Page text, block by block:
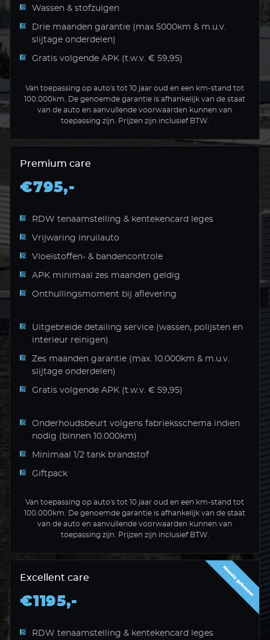
Wassen & stofzuigen
Drie maanden garantie (max 5000km & m.u.v.
slijtage onderdelen)
Gratis volgende APK (t.w.v. € 59,95)
Van toepassing op auto's tot 10 jaar oud en een km-stand tot
100.000km. De genoemde garantie is afhankelijk van de staat
van de auto en aanvullende voorwaarden kunnen van
toepassing zijn. Prijzen zijn inclusief BTW.
Premium care
€795,-
RDW tenaamstelling & kentekencard leges
Vrijwaring inruilauto
Vloeistoffen- & bandencontrole
APK minimaal zes maanden geldig
Onthullingsmoment bij aflevering
Uitgebreide detailing service (wassen, polijsten en
interieur reinigen)
Zes maanden garantie (max. 10.000km & m.u.v.
slijtage onderdelen)
Gratis volgende APK (t.w.v. € 59,95)
Onderhoudsbeurt volgens fabrieksschema indien
nodig (binnen 10.000km)
Minimaal 1/2 tank brandstof
Giftpack
Van toepassing op auto's tot 10 jaar oud en een km-stand tot
100.000km. De genoemde garantie is afhankelijk van de staat
van de auto en aanvullende voorwaarden kunnen van
toepassing zijn. Prijzen zijn inclusief BTW.
Excellent care
€1195,-
RDW tenaamstelling & kentekencard leges